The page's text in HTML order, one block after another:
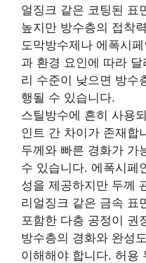
얼징크 같은 코팅된 표
높지만 방수층의 접착
도막방수제나 에폭시
과 환경 요인에 따라
리 수준이 낮으면 방수
행될 수 있습니다.
스틸방수에 흔히 사용
인트 간 차이가 존재합
두께와 빠른 경화가 가
수 있습니다. 에폭시페
성을 제공하지만 두께
리얼징크 같은 금속 표
포함한 다층 공정이 권
방수층의 경화와 완성
이해해야 합니다. 허용